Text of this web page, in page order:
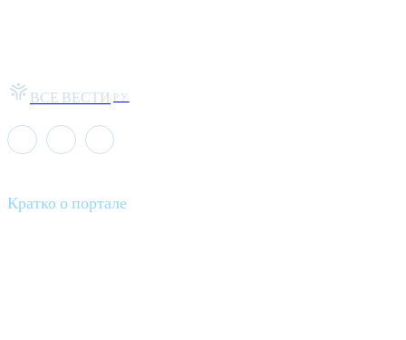
ВСЕ ВЕСТИ РУ
Кратко о портале